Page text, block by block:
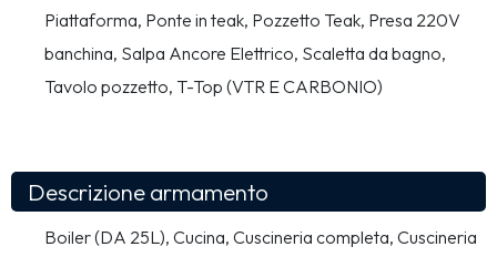
Piattaforma, Ponte in teak, Pozzetto Teak, Presa 220V
banchina, Salpa Ancore Elettrico, Scaletta da bagno,
Tavolo pozzetto, T-Top (VTR E CARBONIO)
Descrizione armamento
Boiler (DA 25L), Cucina, Cuscineria completa, Cuscineria